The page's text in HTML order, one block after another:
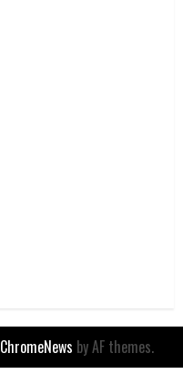
ChromeNews by AF themes.